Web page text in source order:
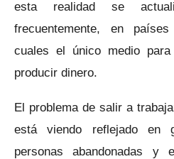
esta realidad se
frecuentemente, en
cuales el único medio
producir dinero.
El problema de salir a
está viendo reflejado en
personas abandonadas y